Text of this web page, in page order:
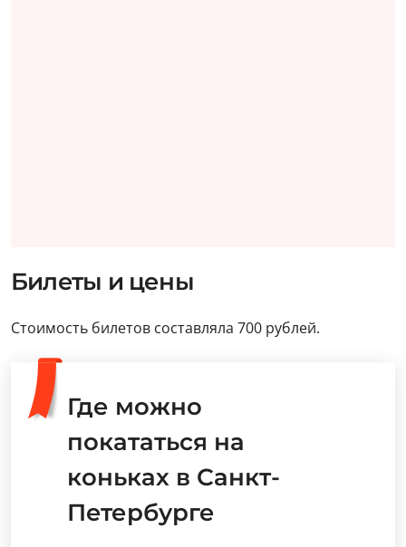
Билеты и цены
Стоимость билетов составляла 700 рублей.
Где можно
покататься на
коньках в Санкт-
Петербурге